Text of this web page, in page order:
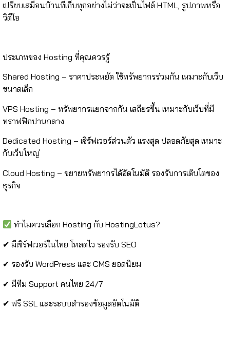
เปรียบเสมือนบ้านที่เก็บทุกอย่างไม่ว่าจะเป็นไฟล์ HTML, รูปภาพหรือ
วิดีโอ
ประเภทของ Hosting ที่คุณควรรู้
Shared Hosting – ราคาประหยัด ใช้ทรัพยากรร่วมกัน เหมาะกับเว็บ
ขนาดเล็ก
VPS Hosting – ทรัพยากรแยกจากกัน เสถียรขึ้น เหมาะกับเว็บที่มี
ทราฟฟิกปานกลาง
Dedicated Hosting – เซิร์ฟเวอร์ส่วนตัว แรงสุด ปลอดภัยสุด เหมาะ
กับเว็บใหญ่
Cloud Hosting – ขยายทรัพยากรได้อัตโนมัติ รองรับการเติบโตของ
ธุรกิจ
ทำไมควรเลือก Hosting กับ HostingLotus?
✔ มีเซิร์ฟเวอร์ในไทย โหลดไว รองรับ SEO
✔ รองรับ WordPress และ CMS ยอดนิยม
✔ มีทีม Support คนไทย 24/7
✔ ฟรี SSL และระบบสำรองข้อมูลอัตโนมัติ